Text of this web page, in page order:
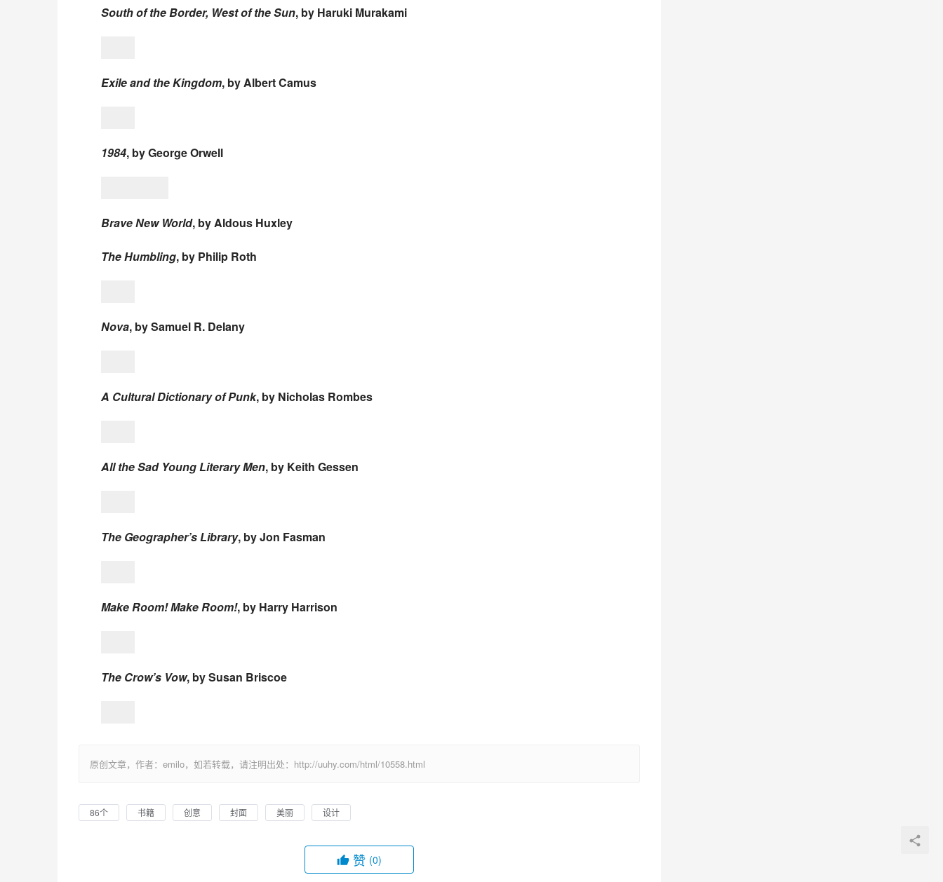
South of the Border, West of the Sun, by Haruki Murakami
Exile and the Kingdom, by Albert Camus
1984, by George Orwell
Brave New World, by Aldous Huxley
The Humbling, by Philip Roth
Nova, by Samuel R. Delany
A Cultural Dictionary of Punk, by Nicholas Rombes
All the Sad Young Literary Men, by Keith Gessen
The Geographer’s Library, by Jon Fasman
Make Room! Make Room!, by Harry Harrison
The Crow’s Vow, by Susan Briscoe
原创文章，作者：emilo，如若转载，请注明出处：http://uuhy.com/html/10558.html
86个 书籍 创意 封面 美丽 设计
赞 (0)